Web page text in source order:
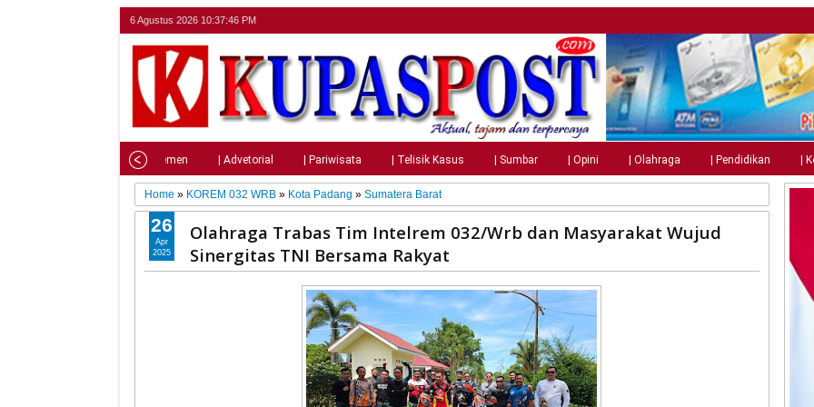
6 Agustus 2026 10:37:47 PM
| Parlemen | Advetorial | Pariwisata | Telisik Kasus | Sumbar | Opini | Olahraga | Pendidikan |
Home » KOREM 032 WRB » Kota Padang »Sumatera Barat
Olahraga Trabas Tim Intelrem 032/Wrb dan Masyarakat Wujud
Sinergitas TNI Bersama Rakyat
26
Apr
2025